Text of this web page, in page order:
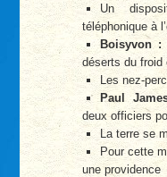
Un
téléphonique à
Boisyvon :
déserts du
Les nez-
Paul
deux officiers
La terre se
Pour cette
une providence